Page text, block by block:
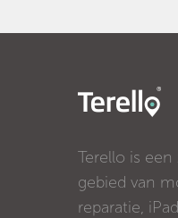
Terello is
gebied van
reparatie,